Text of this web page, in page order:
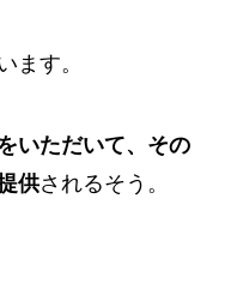
ます。
いただいて、その
供されるそう。